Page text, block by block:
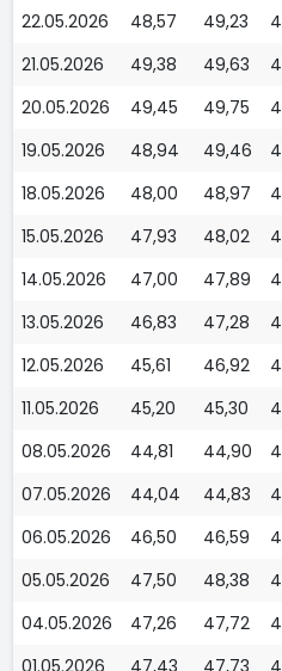
22.05.2026 48,57 49,23
21.05.2026
49,38 49,63
20.05.2026
49,45 49,75
19.05.2026
48,94 49,46
18.05.2026
48,00 48,97
15.05.2026
47,93 48,02
14.05.2026
47,00 47,89
13.05.2026
46,83 47,28
12.05.2026
45,61 46,92
11.05.2026
45,20 45,30
08.05.2026
44,81 44,90
07.05.2026
44,04 44,83
06.05.2026
46,50 46,59
05.05.2026
47,50 48,38
04.05.2026
47,26 47,72
01.05.2026
47,43 47,73